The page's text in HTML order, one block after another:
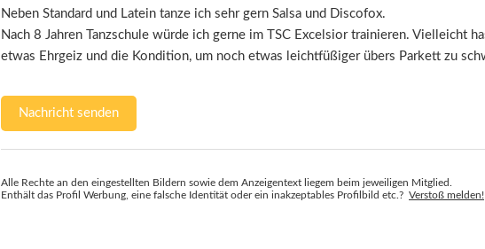
Neben Standard und Latein tanze ich sehr gern Salsa und Discofox.
Nach 8 Jahren Tanzschule würde ich gerne im TSC Excelsior trainieren. Vielleicht
etwas Ehrgeiz und die Kondition, um noch etwas leichtfüßiger übers Parkett zu
Nachricht senden
Alle Rechte an den eingestellten Bildern sowie dem Anzeigentext liegem beim jeweiligen Mitglied.
Enthält das Profil Werbung, eine falsche Identität oder ein inakzeptables Profilbild etc.? Verstoß melden!